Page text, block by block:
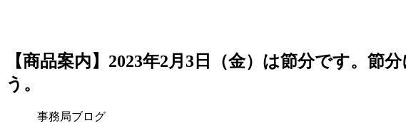
【商品案内】2023年2月3日（金）は節分です。節
う。
事務局ブログ